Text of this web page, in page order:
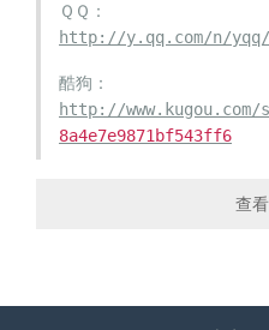
ＱＱ：
http://y.qq.com/n/yqq/
酷狗：
http://www.kugou.com/
8a4e7e9871bf543ff6
查